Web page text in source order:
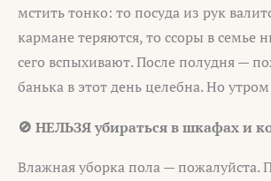
мстить тонко: то посуда из рук
кармане теряются, то ссоры в семье
сего вспыхивают. После полудня —
банька в этот день целебна. Но
🚫 НЕЛЬЗЯ убираться в шкафах и
Влажная уборка пола — пожалуйста.